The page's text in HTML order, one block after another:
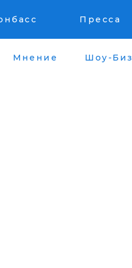
Пресса
Мнение Шоу-Биз